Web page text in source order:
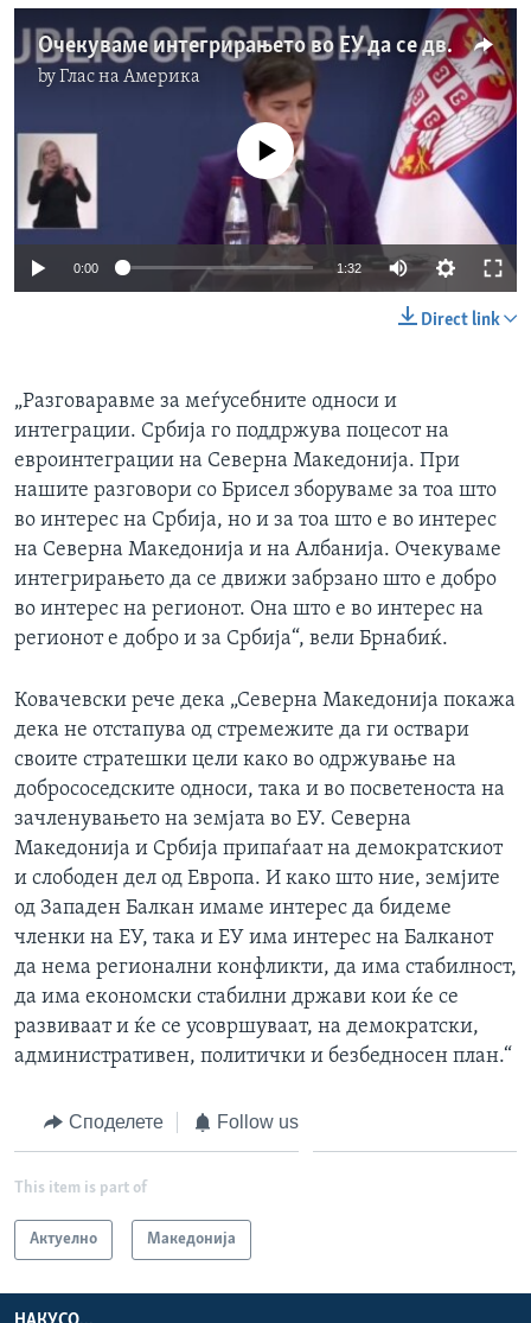
Очекуваме интегрирањето во ЕУ да се движи забрзано, рече Брнабиќ
byГлас на Америка
No media source currently available
0:00 1:32
Direct link
„Разговаравме за меѓусебните односи и
интеграции. Србија го поддржува поцесот на
евроинтеграции на Северна Македонија. При
нашите разговори со Брисел зборуваме за тоа што
во интерес на Србија, но и за тоа што е во интерес
на Северна Македонија и на Албанија. Очекуваме
интегрирањето да се движи забрзано што е добро
во интерес на регионот. Она што е во интерес на
регионот е добро и за Србија“, вели Брнабиќ.
Ковачевски рече дека „Северна Македонија покажа
дека не отстапува од стремежите да ги оствари
своите стратешки цели како во одржување на
добрососедските односи, така и во посветеноста на
зачленувањето на земјата во ЕУ. Северна
Македонија и Србија припаѓаат на демократскиот
и слободен дел од Европа. И како што ние, земјите
од Западен Балкан имаме интерес да бидеме
членки на ЕУ, така и ЕУ има интерес на Балканот
да нема регионални конфликти, да има стабилност,
да има економски стабилни држави кои ќе се
развиваат и ќе се усовршуваат, на демократски,
административен, политички и безбедносен план.“
Споделете Follow us
This item is part of
Актуелно Македонија